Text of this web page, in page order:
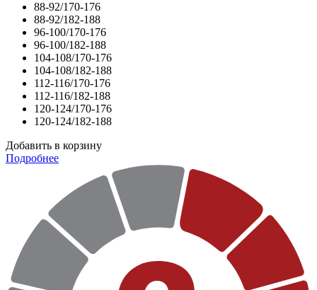
88-92/170-176
88-92/182-188
96-100/170-176
96-100/182-188
104-108/170-176
104-108/182-188
112-116/170-176
112-116/182-188
120-124/170-176
120-124/182-188
Добавить в корзину
Подробнее